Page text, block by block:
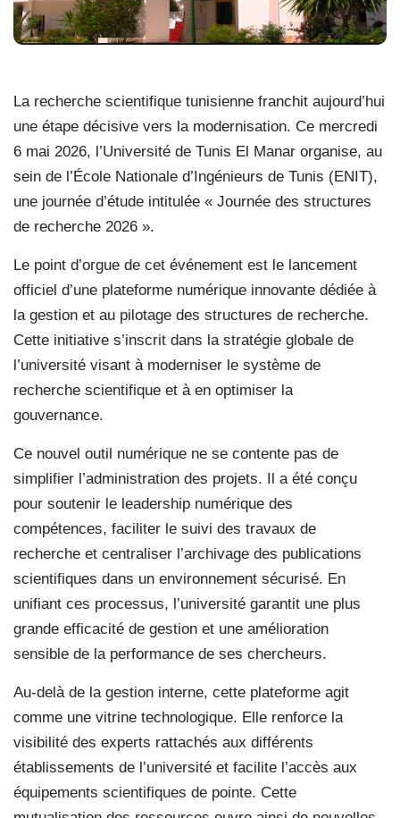
La recherche scientifique tunisienne franchit aujourd’hui
une étape décisive vers la modernisation. Ce mercredi
6 mai 2026, l’Université de Tunis El Manar organise, au
sein de l’École Nationale d’Ingénieurs de Tunis (ENIT),
une journée d’étude intitulée « Journée des structures
de recherche 2026 ».
Le point d’orgue de cet événement est le lancement
officiel d’une plateforme numérique innovante dédiée à
la gestion et au pilotage des structures de recherche.
Cette initiative s’inscrit dans la stratégie globale de
l’université visant à moderniser le système de
recherche scientifique et à en optimiser la
gouvernance.
Ce nouvel outil numérique ne se contente pas de
simplifier l’administration des projets. Il a été conçu
pour soutenir le leadership numérique des
compétences, faciliter le suivi des travaux de
recherche et centraliser l’archivage des publications
scientifiques dans un environnement sécurisé. En
unifiant ces processus, l’université garantit une plus
grande efficacité de gestion et une amélioration
sensible de la performance de ses chercheurs.
Au-delà de la gestion interne, cette plateforme agit
comme une vitrine technologique. Elle renforce la
visibilité des experts rattachés aux différents
établissements de l’université et facilite l’accès aux
équipements scientifiques de pointe. Cette